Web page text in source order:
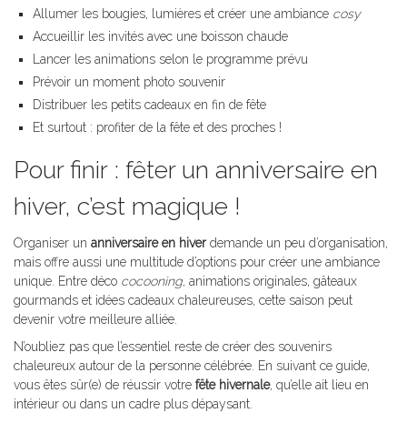
Allumer les bougies, lumières et créer une ambiance cosy
Accueillir les invités avec une boisson chaude
Lancer les animations selon le programme prévu
Prévoir un moment photo souvenir
Distribuer les petits cadeaux en fin de fête
Et surtout : profiter de la fête et des proches !
Pour finir : fêter un anniversaire en
hiver, c’est magique !
Organiser un anniversaire en hiverdemande un peu d’organisation,
mais offre aussi une multitude d’options pour créer une ambiance
unique. Entre déco cocooning, animations originales, gâteaux
gourmands et idées cadeaux chaleureuses, cette saison peut
devenir votre meilleure alliée.
N’oubliez pas que l’essentiel reste de créer des souvenirs
chaleureux autour de la personne célébrée. En suivant ce guide,
vous êtes sûr(e) de réussir votre fête hivernale, qu’elle ait lieu en
intérieur ou dans un cadre plus dépaysant.